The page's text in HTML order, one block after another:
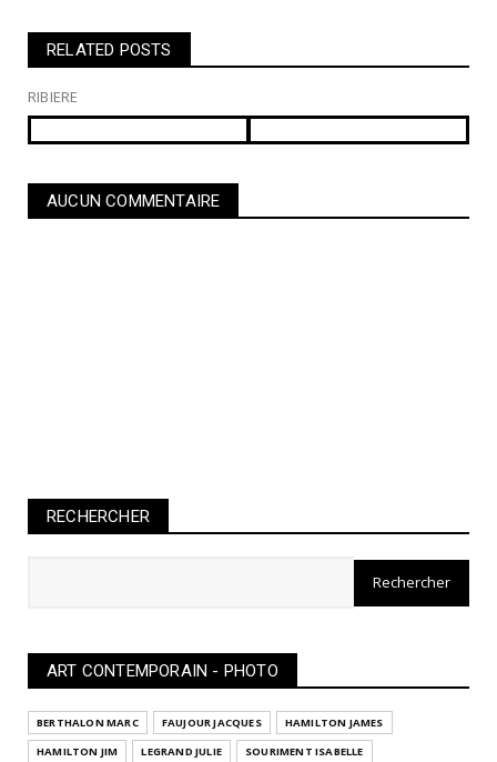
RELATED POSTS
RIBIERE
AUCUN COMMENTAIRE
RECHERCHER
ART CONTEMPORAIN - PHOTO
BERTHALON MARC FAUJOUR JACQUES
HAMILTON JAMES
HAMILTON JIM
LEGRAND JULIE SOURIMENT ISABELLE